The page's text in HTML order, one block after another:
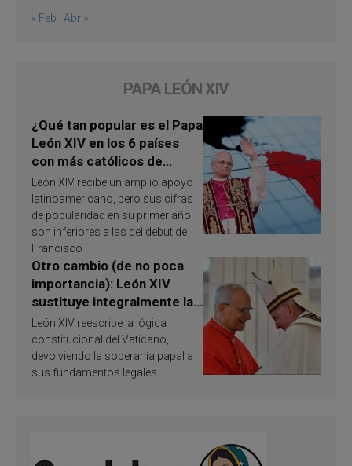
« Feb Abr »
PAPA LEÓN XIV
¿Qué tan popular es el Papa
León XIV en los 6 países
con más católicos de
América Latina en 2026?
Publican resultados de
investigación
León XIV recibe un amplio apoyo
latinoamericano, pero sus cifras
de popularidad en su primer año
son inferiores a las del debut de
Francisco
Otro cambio (de no poca
importancia): León XIV
sustituye integralmente la
ley vaticana de Papa
Francisco
León XIV reescribe la lógica
constitucional del Vaticano,
devolviendo la soberanía papal a
sus fundamentos legales